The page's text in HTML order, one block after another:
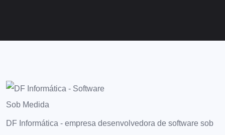
DF Informática - empresa desenvolvedora de software sob